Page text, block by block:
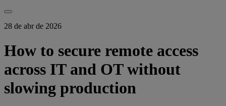
28 de abr de 2026
How to secure remote access
across IT and OT without
slowing production